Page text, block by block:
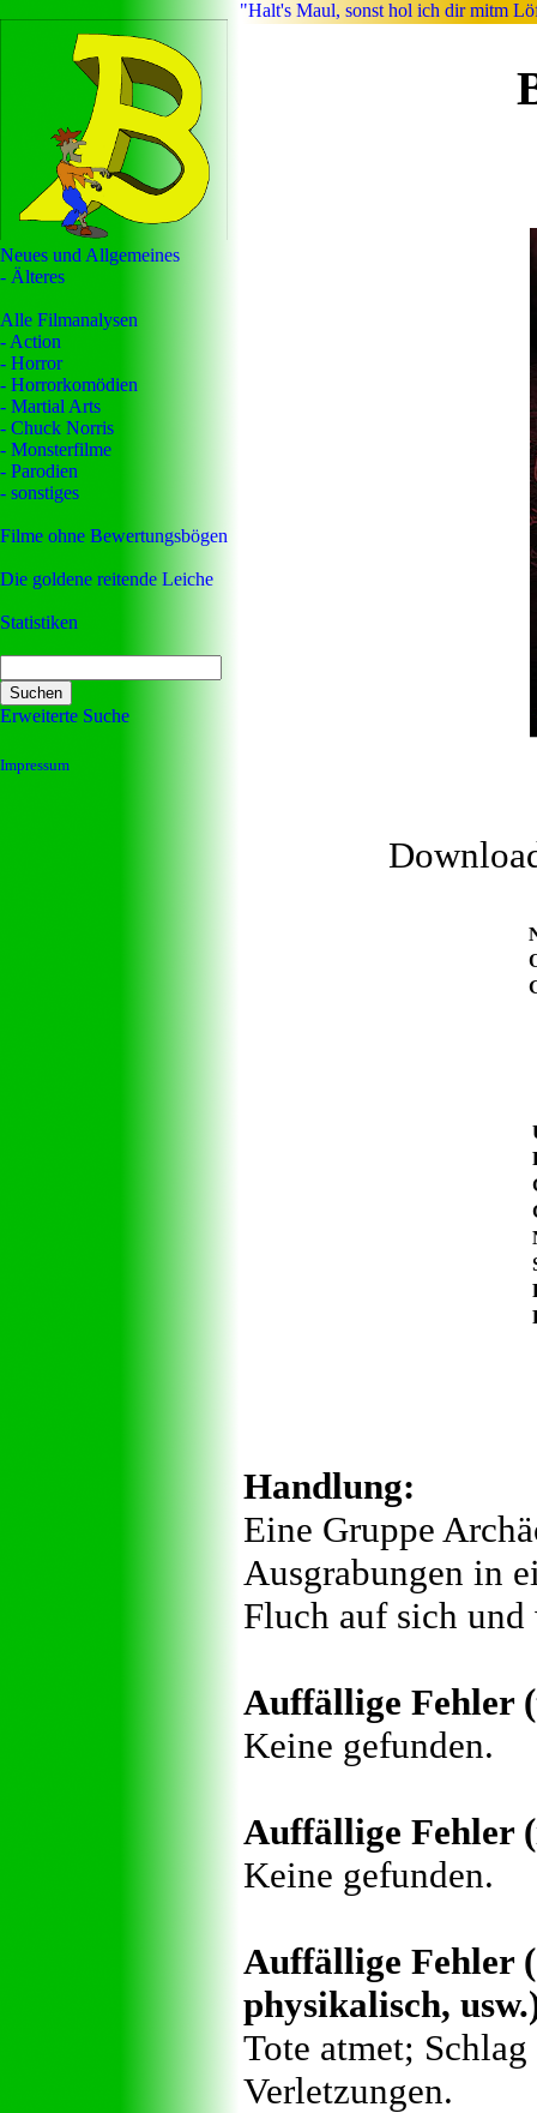
Neues und Allgemeines
- Älteres
Alle Filmanalysen
- Action
- Horror
- Horrorkomödien
- Martial Arts
- Chuck Norris
- Monsterfilme
- Parodien
- sonstiges
Filme ohne Bewertungsbögen
Die goldene reitende Leiche
Statistiken
Erweiterte Suche
Impressum
"Halt's Maul, sonst hol ich dir mitm
Handlung:
Eine Gruppe
Ausgrabungen in
Fluch auf sich
Auffällige Fehler
Keine gefunden.
Auffällige Fehler
Keine gefunden.
Auffällige Fehler
physikalisch,
Tote atmet;
Verletzungen.